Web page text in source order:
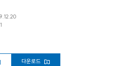
다운로드